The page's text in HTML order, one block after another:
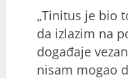
„Tinitus je bio
da izlazim na
događaje
nisam mogao